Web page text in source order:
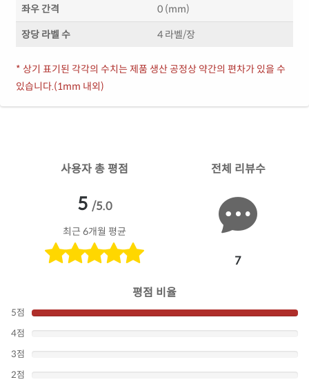
좌우 간격 0 (mm)
장당 라벨 수 4 라벨/장
* 상기 표기된 각각의 수치는 제품 생산 공정상 약간의 편차가 있을 수
있습니다.(1mm 내외)
사용자 총 평점
5 /5.0
최근 6개월 평균
전체 리뷰수
7
평점 비율
5점
4점
3점
2점